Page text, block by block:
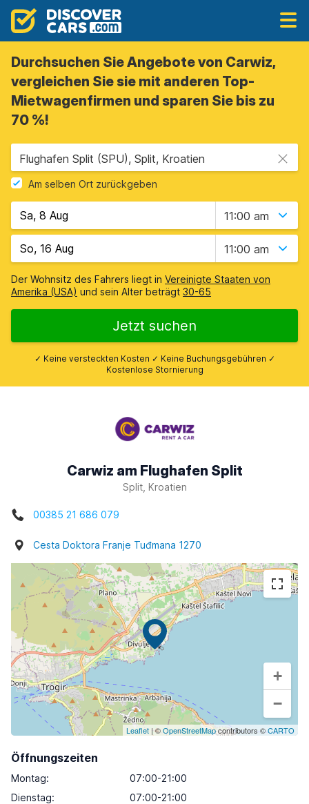
Durchsuchen Sie Angebote von Carwiz,
vergleichen Sie sie mit anderen Top-
Mietwagenfirmen und sparen Sie bis zu
70 %!
Flughafen Split (SPU), Split, Kroatien
Am selben Ort zurückgeben
11:00 am
11:00 am
Der Wohnsitz des Fahrers liegt in Vereinigte Staaten von
Amerika (USA) und sein Alter beträgt 30-65
Jetzt suchen
✓ Keine versteckten Kosten ✓ Keine Buchungsgebühren ✓
Kostenlose Stornierung
Carwiz am Flughafen Split
Split, Kroatien
00385 21 686 079
Cesta Doktora Franje Tuđmana 1270
+
−
Leaflet | ©OpenStreetMapcontributors ©CARTO
Öffnungszeiten
Montag:
07:00-21:00
Dienstag:
07:00-21:00